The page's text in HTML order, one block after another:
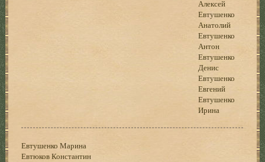
Алексей
Евтушенко
Анатолий
Евтушенко
Антон
Евтушенко
Денис
Евтушенко
Евгений
Евтушенко
Ирина
Евтушенко Марина
Евтюков Константин